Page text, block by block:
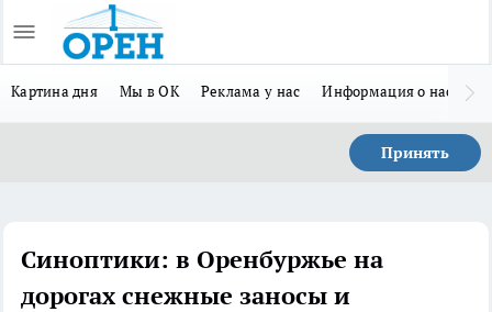
Картина дня Мы в ОК Реклама у нас Информация о нас
Принять
Синоптики: в Оренбуржье на
дорогах снежные заносы и